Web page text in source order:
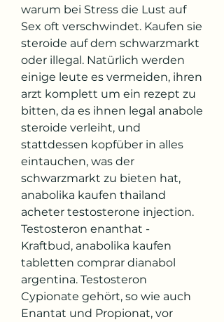
warum bei Stress die Lust auf
Sex oft verschwindet. Kaufen sie
steroide auf dem schwarzmarkt
oder illegal. Natürlich werden
einige leute es vermeiden, ihren
arzt komplett um ein rezept zu
bitten, da es ihnen legal anabole
steroide verleiht, und
stattdessen kopfüber in alles
eintauchen, was der
schwarzmarkt zu bieten hat,
anabolika kaufen thailand
acheter testosterone injection.
Testosteron enanthat -
Kraftbud, anabolika kaufen
tabletten comprar dianabol
argentina. Testosteron
Cypionate gehört, so wie auch
Enantat und Propionat, vor